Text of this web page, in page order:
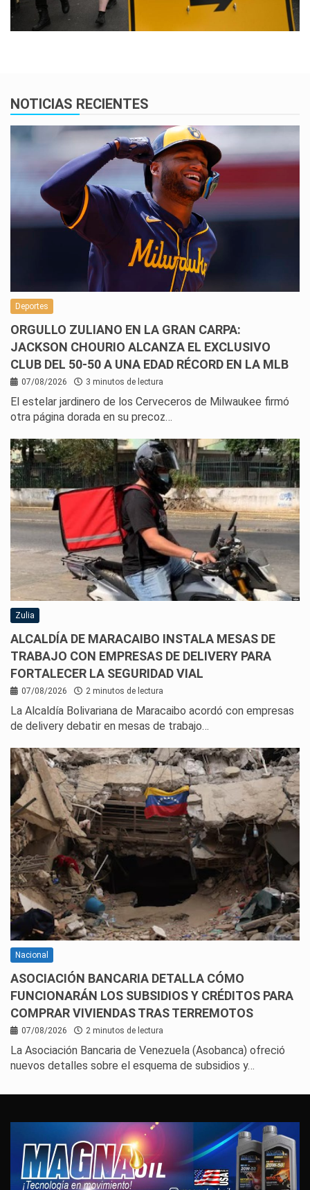
NOTICIAS RECIENTES
Deportes
ORGULLO ZULIANO EN LA GRAN CARPA:
JACKSON CHOURIO ALCANZA EL EXCLUSIVO
CLUB DEL 50-50 A UNA EDAD RÉCORD EN LA MLB
07/08/2026 3 minutos de lectura
El estelar jardinero de los Cerveceros de Milwaukee firmó
otra página dorada en su precoz…
Zulia
ALCALDÍA DE MARACAIBO INSTALA MESAS DE
TRABAJO CON EMPRESAS DE DELIVERY PARA
FORTALECER LA SEGURIDAD VIAL
07/08/2026 2 minutos de lectura
La Alcaldía Bolivariana de Maracaibo acordó con empresas
de delivery debatir en mesas de trabajo…
Nacional
ASOCIACIÓN BANCARIA DETALLA CÓMO
FUNCIONARÁN LOS SUBSIDIOS Y CRÉDITOS PARA
COMPRAR VIVIENDAS TRAS TERREMOTOS
07/08/2026 2 minutos de lectura
La Asociación Bancaria de Venezuela (Asobanca) ofreció
nuevos detalles sobre el esquema de subsidios y…